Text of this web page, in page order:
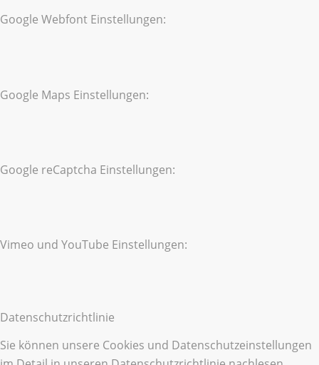
Google Webfont Einstellungen:
Google Maps Einstellungen:
Google reCaptcha Einstellungen:
Vimeo und YouTube Einstellungen:
Datenschutzrichtlinie
Sie können unsere Cookies und Datenschutzeinstellungen